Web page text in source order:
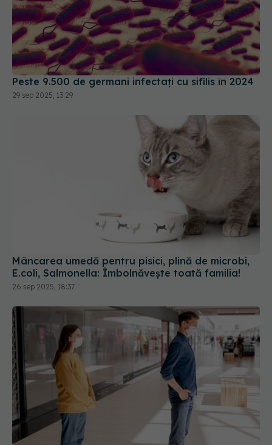
Peste 9.500 de germani infectați cu sifilis în 2024
29 sep 2025, 13:29
Mâncarea umedă pentru pisici, plină de microbi,
E.coli, Salmonella: Îmbolnăvește toată familia!
26 sep 2025, 18:37